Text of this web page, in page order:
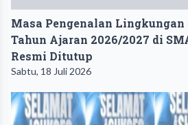
Masa Pengenalan Lingkungan
Tahun Ajaran 2026/2027 di
Resmi Ditutup
Sabtu, 18 Juli 2026